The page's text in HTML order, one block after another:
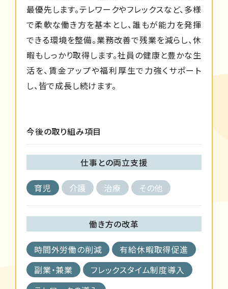
最優先します。テレワークやフレックスなど、多様
で柔軟な働き方を基本とし、誰もが能力を発揮
できる環境を整備。業務改善で残業を減らし、休
暇もしっかり取得します。社員の健康と豊かな生
活を、賃金アップや福利厚生で力強くサポート
し、皆で成長し続けます。
今後の取り組み項目
仕事との両立支援
育児 介護 治療 その他
働き方の改革
時間外労働の削減
有給休暇取得促進
副業・兼業
フレックスタイム制度導入